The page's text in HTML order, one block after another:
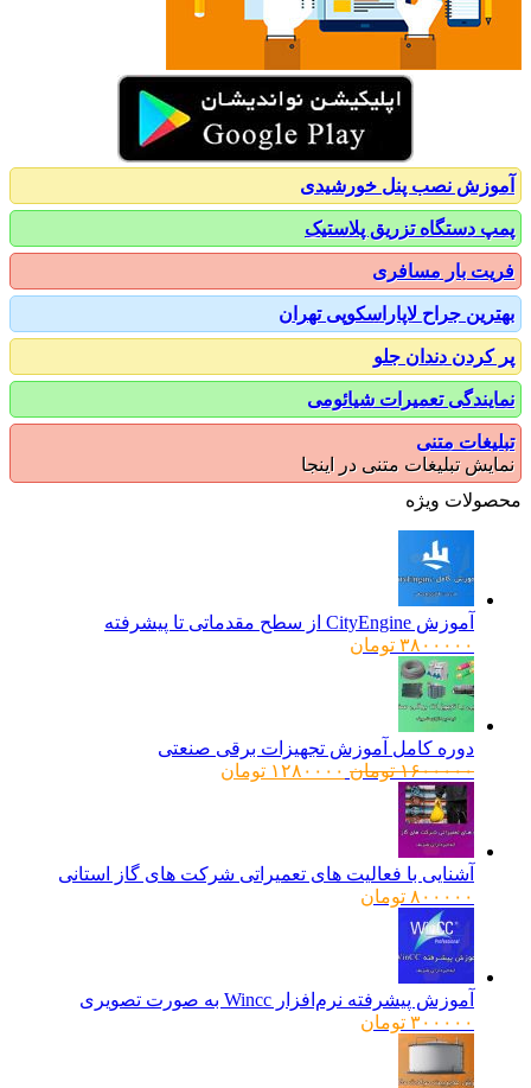
نصب پنل خورشیدی
دستگاه تزریق پلاستیک
بار مسافری
جراح لاپاراسکوپی تهران
دندان جلو
تعمیرات شیائومی
متنی
تبلیغات متنی در اینجا
ویژه
آموزش CityEngine از سطح مقدماتی تا پیشرفته
۳۸۰۰۰۰۰ تومان
دوره کامل آموزش تجهیزات برقی صنعتی
۱۶۰۰۰۰۰ تومانقیمت
۱۲۸۰۰۰۰ تومانقیمت
آشنایی با فعالیت های تعمیراتی شرکت های گاز استانی
۸۰۰۰۰۰ تومان
آموزش پیشرفته نرم‌افزار Wincc به صورت تصویری
۳۰۰۰۰۰ تومان